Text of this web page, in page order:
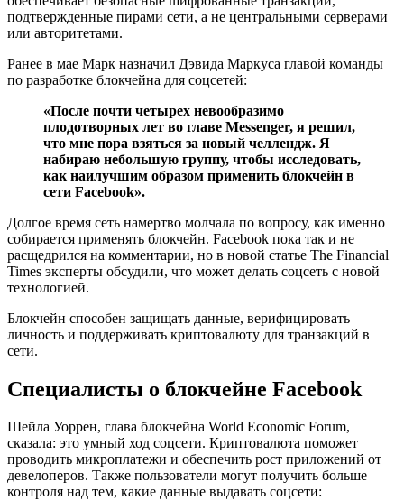
подтвержденные пирами сети, а не центральными серверами
или авторитетами.
Ранее в мае Марк назначил Дэвида Маркуса главой команды
по разработке блокчейна для соцсетей:
«После почти четырех невообразимо
плодотворных лет во главе Messenger, я решил,
что мне пора взяться за новый челлендж. Я
набираю небольшую группу, чтобы исследовать,
как наилучшим образом применить блокчейн в
сети Facebook».
Долгое время сеть намертво молчала по вопросу, как именно
собирается применять блокчейн. Facebook пока так и не
расщедрился на комментарии, но в новой статье The Financial
Times эксперты обсудили, что может делать соцсеть с новой
технологией.
Блокчейн способен защищать данные, верифицировать
личность и поддерживать криптовалюту для транзакций в
сети.
Специалисты о блокчейне Facebook
Шейла Уоррен, глава блокчейна World Economic Forum,
сказала: это умный ход соцсети. Криптовалюта поможет
проводить микроплатежи и обеспечить рост приложений от
девелоперов. Также пользователи могут получить больше
контроля над тем, какие данные выдавать соцсети: